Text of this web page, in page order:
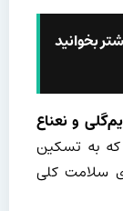
بخوانید
و نعناع
به تسکین
سلامت کلی